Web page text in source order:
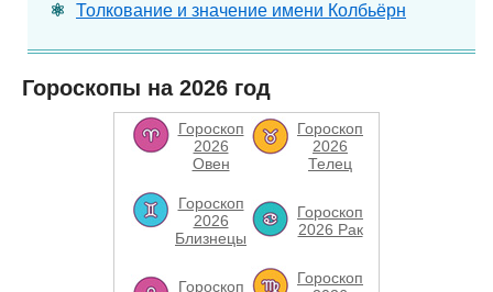
Толкование и значение имени Колбьёрн
Гороскопы на 2026 год
Гороскоп
2026
Овен
Гороскоп
2026
Телец
Гороскоп
2026
Близнецы
Гороскоп
2026 Рак
Гороскоп
Гороскоп